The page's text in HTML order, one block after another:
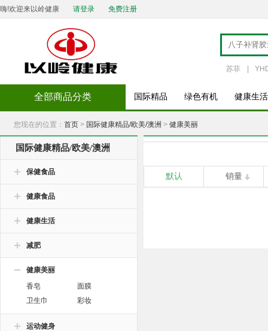
嗨!欢迎来以岭健康 请登录 免费注册
苏菲
全部商品分类 国际精品 绿色有机 健康生活
您现在的位置： 首页 > 国际健康精品/欧美/澳洲 > 健康美丽
国际健康精品/欧美/澳洲
保健食品
健康食品
健康生活
减肥
健康美丽
香皂
面膜
卫生巾
彩妆
运动健身
默认 销量